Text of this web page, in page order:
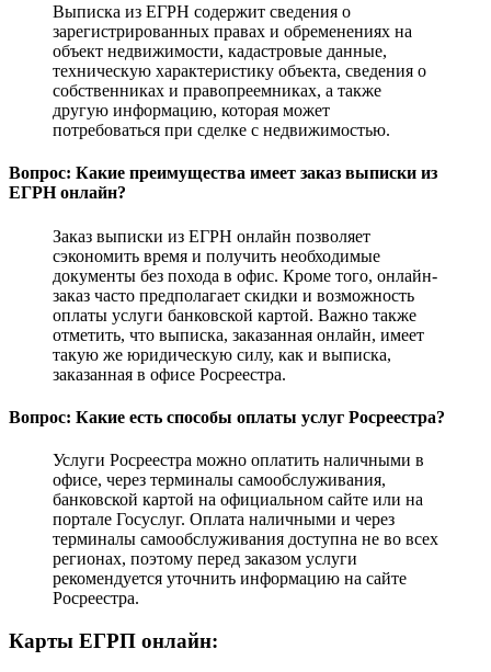
Выписка из ЕГРН содержит сведения о
зарегистрированных правах и обременениях на
объект недвижимости, кадастровые данные,
техническую характеристику объекта, сведения о
собственниках и правопреемниках, а также
другую информацию, которая может
потребоваться при сделке с недвижимостью.
Вопрос: Какие преимущества имеет заказ выписки из
ЕГРН онлайн?
Заказ выписки из ЕГРН онлайн позволяет
сэкономить время и получить необходимые
документы без похода в офис. Кроме того, онлайн-
заказ часто предполагает скидки и возможность
оплаты услуги банковской картой. Важно также
отметить, что выписка, заказанная онлайн, имеет
такую же юридическую силу, как и выписка,
заказанная в офисе Росреестра.
Вопрос: Какие есть способы оплаты услуг Росреестра?
Услуги Росреестра можно оплатить наличными в
офисе, через терминалы самообслуживания,
банковской картой на официальном сайте или на
портале Госуслуг. Оплата наличными и через
терминалы самообслуживания доступна не во всех
регионах, поэтому перед заказом услуги
рекомендуется уточнить информацию на сайте
Росреестра.
Карты ЕГРП онлайн: